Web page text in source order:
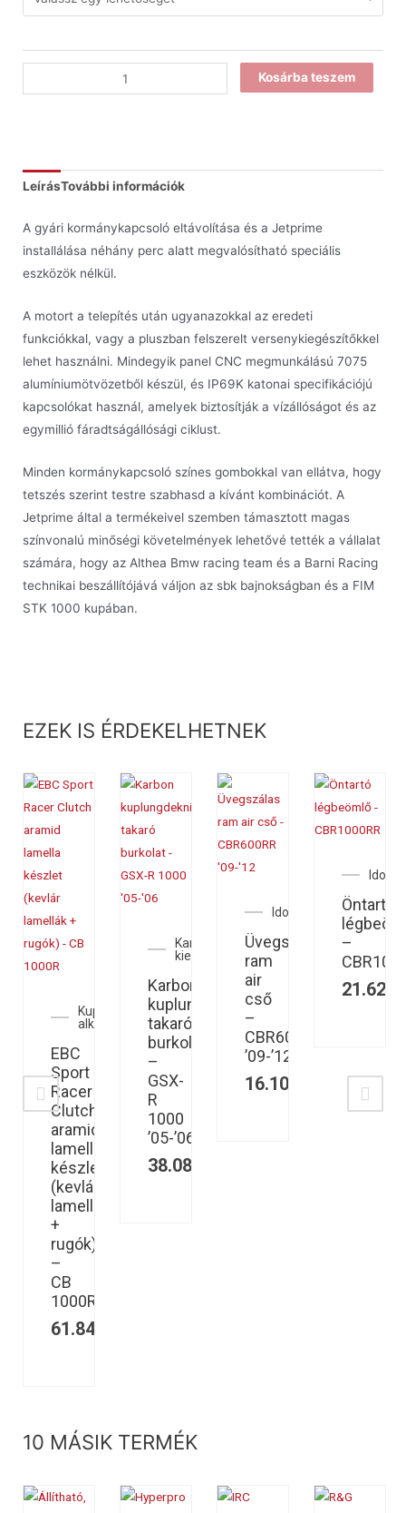
Kosárba teszem
LeírásTovábbi információk
A gyári kormánykapcsoló eltávolítása és a Jetprime
installálása néhány perc alatt megvalósítható speciális
eszközök nélkül.
A motort a telepítés után ugyanazokkal az eredeti
funkciókkal, vagy a pluszban felszerelt versenykiegészítőkkel
lehet használni. Mindegyik panel CNC megmunkálású 7075
alumíniumötvözetből készül, és IP69K katonai specifikációjú
kapcsolókat használ, amelyek biztosítják a vízállóságot és az
egymillió fáradtságállósági ciklust.
Minden kormánykapcsoló színes gombokkal van ellátva, hogy
tetszés szerint testre szabhasd a kívánt kombinációt. A
Jetprime által a termékeivel szemben támasztott magas
színvonalú minőségi követelmények lehetővé tették a vállalat
számára, hogy az Althea Bmw racing team és a Barni Racing
technikai beszállítójává váljon az sbk bajnokságban és a FIM
STK 1000 kupában.
EZEK IS ÉRDEKELHETNEK
Ft
Kuplung és
alkatrészei
EBC
Sport
Racer
Clutch
aramid
lamella
készlet
(kevlár
lamellák
+
rugók)
–
CB
1000R
61.847
Karbon
kiegészítők
Karbon
kuplungdekni
takaró
burkolat
–
GSX-
R
1000
’05-’06
38.088
Idomszettek
Üvegszálas
ram
air
cső
–
CBR600RR
’09-’12
16.100
Öntartó
–
21.620
10 MÁSIK TERMÉK